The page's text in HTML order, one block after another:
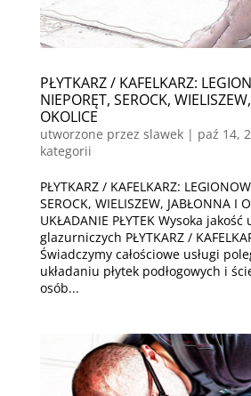
PŁYTKARZ / KAFELKARZ:
NIEPORĘT, SEROCK,
OKOLICE
utworzone przez slawek| paź 14,
kategorii
PŁYTKARZ / KAFELKARZ:
SEROCK, WIELISZEW, JABŁONNA I
UKŁADANIE PŁYTEK Wysoka jakość
glazurniczych PŁYTKARZ /
Świadczymy całościowe usługi
układaniu płytek podłogowych i
osób...